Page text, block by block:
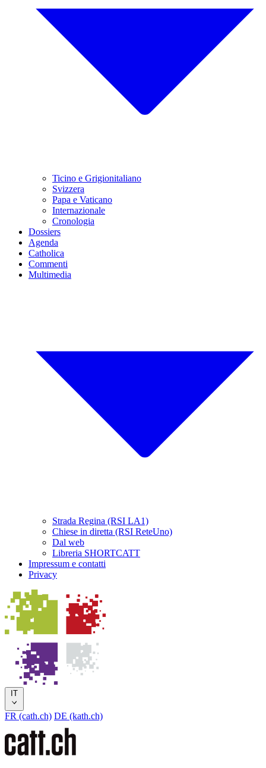
Ticino e Grigionitaliano
Svizzera
Papa e Vaticano
Internazionale
Cronologia
Dossiers
Agenda
Catholica
Commenti
Multimedia
Strada Regina (RSI LA1)
Chiese in diretta (RSI ReteUno)
Dal web
Libreria SHORTCATT
Impressum e contatti
Privacy
IT
FR (cath.ch) DE (kath.ch)